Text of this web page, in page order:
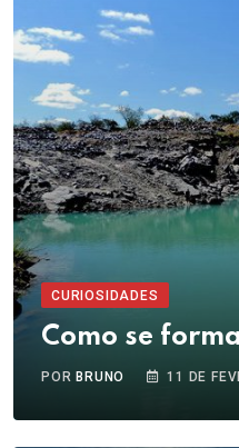
CURIOSIDADES
Como se
POR BRUNO 11 DE